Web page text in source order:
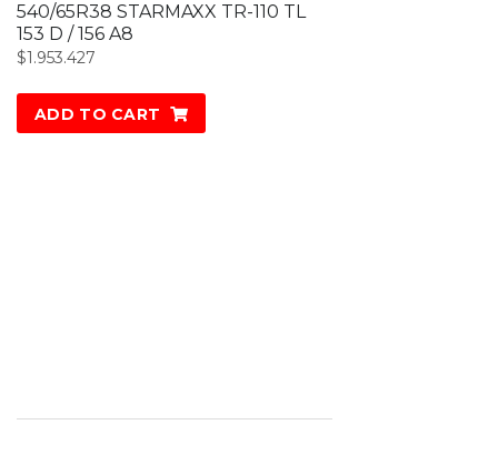
540/65R38 STARMAXX TR-110 TL
153 D / 156 A8
$1.953.427
ADD TO CART